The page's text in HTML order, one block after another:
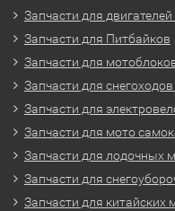
Запчасти для
Запчасти для Питбайков
Запчасти для
Запчасти для
Запчасти для
Запчасти для мото
Запчасти для лодочных
Запчасти для
Запчасти для китайских